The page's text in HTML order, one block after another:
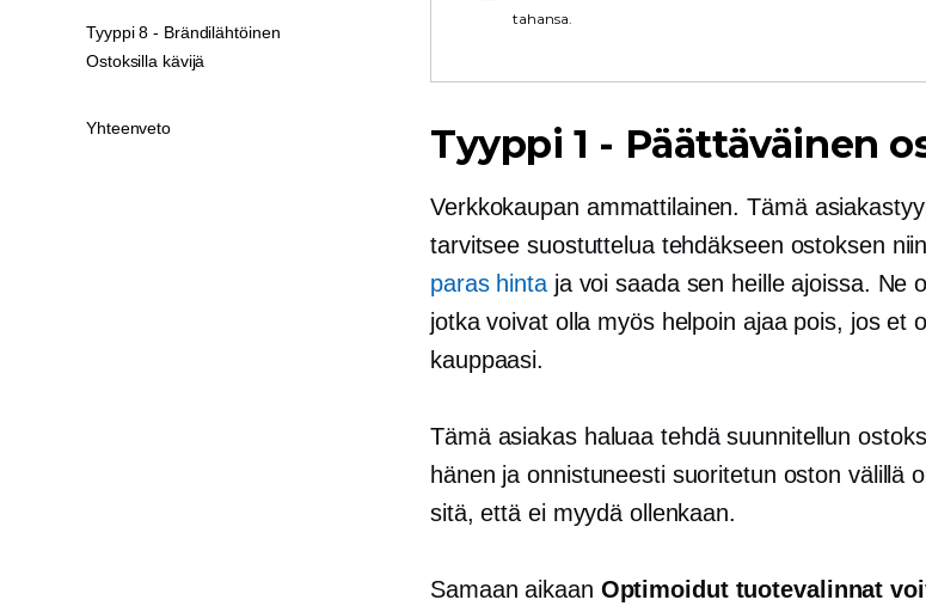
tahansa.
Tyyppi 1 - Päättäväinen
Verkkokaupan ammattilainen. Tämä
tarvitsee suostuttelua tehdäkseen ostoksen
paras hintaja voi saada sen heille ajoissa. Ne
jotka voivat olla myös helpoin ajaa pois, jos et
kauppaasi.
Tämä asiakas haluaa tehdä suunnitellun
hänen ja onnistuneesti suoritetun oston välillä
sitä, että ei myydä ollenkaan.
Samaan aikaan Optimoidut tuotevalinnat
Tyyppi 8 - Brändilähtöinen
Ostoksilla kävijä
Yhteenveto